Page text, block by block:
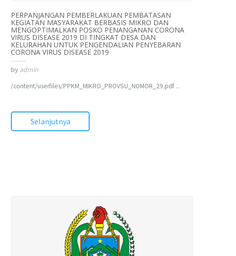
PERPANJANGAN PEMBERLAKUAN PEMBATASAN
KEGIATAN MASYARAKAT BERBASIS MIKRO DAN
MENGOPTIMALKAN POSKO PENANGANAN CORONA
VIRUS DISEASE 2019 DI TINGKAT DESA DAN
KELURAHAN UNTUK PENGENDALIAN PENYEBARAN
CORONA VIRUS DISEASE 2019
by admin
/content/userfiles/PPKM_MIKRO_PROVSU_NOMOR_29.pdf ...
Selanjutnya